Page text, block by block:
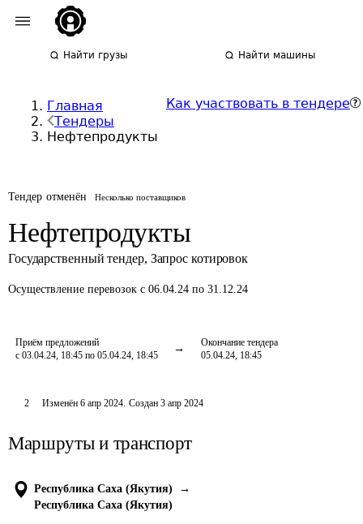
Найти грузы Найти машины
Главная
Тендеры
Нефтепродукты
Как участвовать в тендере
Тендер отменён Несколько поставщиков
Нефтепродукты
Государственный тендер, Запрос котировок
Осуществление перевозок с 06.04.24 по 31.12.24
Приём предложений
с 03.04.24, 18:45 по 05.04.24, 18:45
Окончание тендера
05.04.24, 18:45
2 Изменён 6 апр 2024. Создан 3 апр 2024
Маршруты и транспорт
Республика Саха (Якутия)
→
Республика Саха (Якутия)